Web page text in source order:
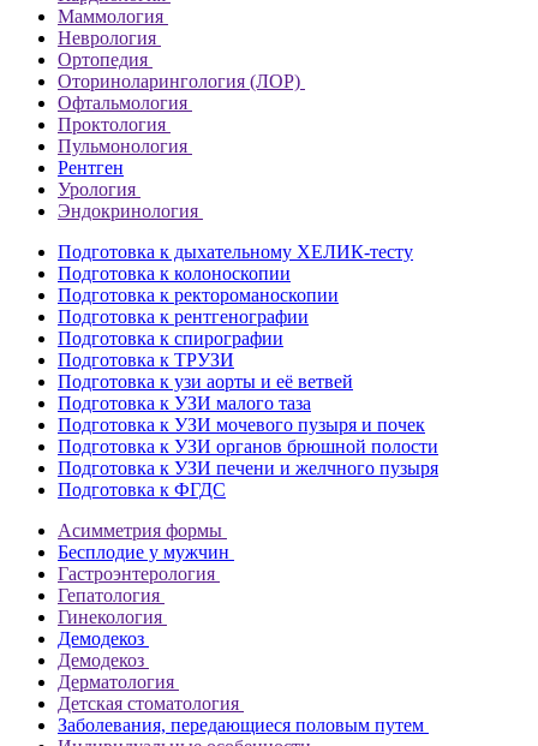
Маммология
Неврология
Ортопедия
Оториноларингология (ЛОР)
Офтальмология
Проктология
Пульмонология
Рентген
Урология
Эндокринология
Подготовка к дыхательному ХЕЛИК-тесту
Подготовка к колоноскопии
Подготовка к ректороманоскопии
Подготовка к рентгенографии
Подготовка к спирографии
Подготовка к ТРУЗИ
Подготовка к узи аорты и её ветвей
Подготовка к УЗИ малого таза
Подготовка к УЗИ мочевого пузыря и почек
Подготовка к УЗИ органов брюшной полости
Подготовка к УЗИ печени и желчного пузыря
Подготовка к ФГДС
Асимметрия формы
Бесплодие у мужчин
Гастроэнтерология
Гепатология
Гинекология
Демодекоз
Демодекоз
Дерматология
Детская стоматология
Заболевания, передающиеся половым путем